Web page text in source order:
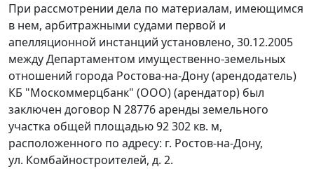
При рассмотрении дела по материалам, имеющимся
в нем, арбитражными судами первой и
апелляционной инстанций установлено, 30.12.2005
между Департаментом имущественно-земельных
отношений города Ростова-на-Дону (арендодатель)
КБ "Москоммерцбанк" (ООО) (арендатор) был
заключен договор N 28776 аренды земельного
участка общей площадью 92 302 кв. м,
расположенного по адресу: г. Ростов-на-Дону,
ул. Комбайностроителей, д. 2.